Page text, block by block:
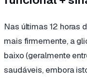
Nas últimas 12 horas
mais firmemente, a
baixo (geralmente
saudáveis, embora